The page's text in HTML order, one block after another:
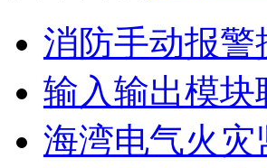
消防手动报
输入输出模
海湾电气火灾